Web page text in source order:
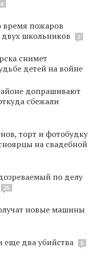
время пожаров
школьников
2
снимет
детей на войне
допрашивают
сбежали
торт и фотобудку
на свадебной
по делу
25
новые машины
два убийства 5